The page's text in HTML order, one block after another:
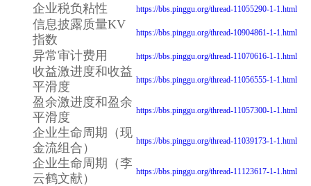
企业税负粘性 https://bbs.pinggu.org/thread-11055290-1-1.html
信息披露质量KV
指数
https://bbs.pinggu.org/thread-10904861-1-1.html
异常审计费用 https://bbs.pinggu.org/thread-11070616-1-1.html
收益激进度和收益
平滑度
https://bbs.pinggu.org/thread-11056555-1-1.html
盈余激进度和盈余
平滑度
https://bbs.pinggu.org/thread-11057300-1-1.html
企业生命周期（现
金流组合）
https://bbs.pinggu.org/thread-11039173-1-1.html
企业生命周期（李
云鹤文献）
https://bbs.pinggu.org/thread-11123617-1-1.html